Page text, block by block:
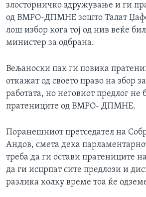
злосторничко здружување и ги
од ВМРО-ДПМНЕ зошто Талат
лош избор кога тој од нив веќе
министер за одбрана.
Вељаноски пак ги повика
откажат од своето право на збор
работата, но неговиот предлог
пратениците од ВМРО- ДПМНЕ.
Поранешниот претседател на
Андов, смета дека
треба да ги остави
да ги исцрпат сите предлози и
разлика колку време тоа ќе